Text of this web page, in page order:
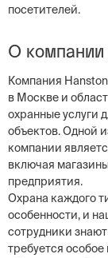
посетителей.
О компании
Компания
в Москве и
охранные услуги
объектов. Одной
компании
включая
предприятия.
Охрана каждого
особенности, и
сотрудники
требуется